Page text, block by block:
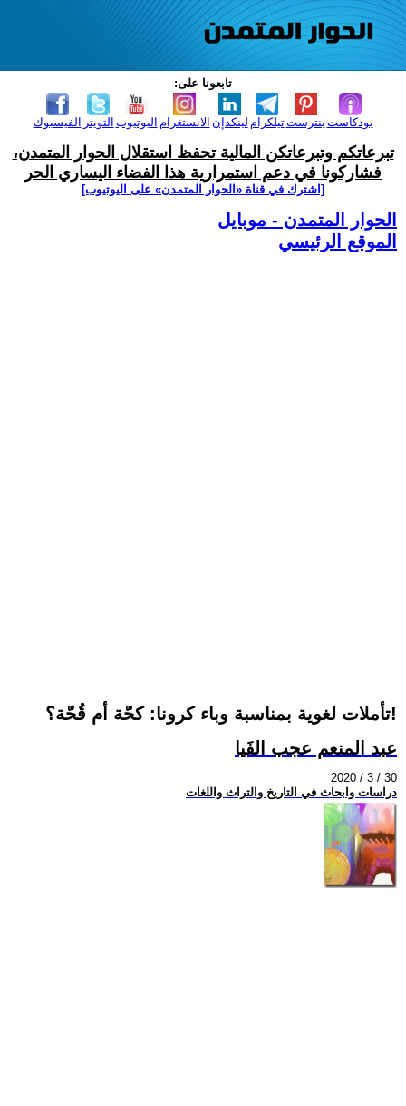
تابعونا على:
الفيسبوك التويتر اليوتيوب الانستغرام لينكدإن تيلكرامبنترست بودكاست
تبرعاتكم وتبرعاتكن المالية تحفظ استقلال الحوار المتمدن،
فشاركونا في دعم استمرارية هذا الفضاء اليساري الحر
[اشترك في قناة ‫«الحوار المتمدن» على اليوتيوب]
الحوار المتمدن - موبايل
الموقع الرئيسي
تأملات لغوية بمناسبة وباء كرونا: كحّة أم قُحّة؟!
عبد المنعم عجب الفَيا
2020 / 3 / 30
دراسات وابحاث في التاريخ والتراث واللغات